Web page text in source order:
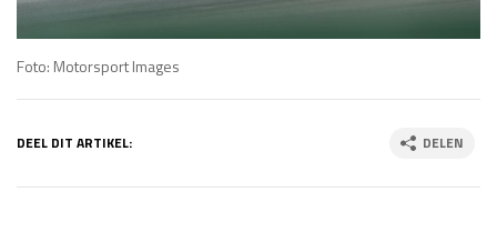
Foto: Motorsport Images
DEEL DIT ARTIKEL: DELEN